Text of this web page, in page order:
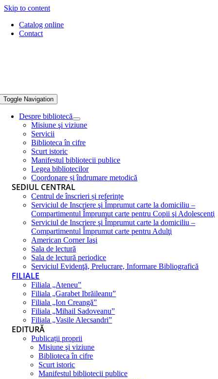
Skip to content
Catalog online
Contact
Toggle Navigation
Despre bibliotecă
Misiune şi viziune
Servicii
Biblioteca în cifre
Scurt istoric
Manifestul bibliotecii publice
Legea bibliotecilor
Coordonare și îndrumare metodică
SEDIUL CENTRAL
Centrul de înscrieri și referințe
Serviciul de Inscriere şi Împrumut carte la domiciliu –
Compartimentul Împrumut carte pentru Copii şi Adolescenţi
Serviciul de Inscriere şi Împrumut carte la domiciliu –
Compartimentul Împrumut carte pentru Adulţi
American Corner Iaşi
Sala de lectură
Sala de lectură periodice
Serviciul Evidenţă, Prelucrare, Informare Bibliografică
FILIALE
Filiala „Ateneu”
Filiala „Garabet Ibrăileanu”
Filiala „Ion Creangă”
Filiala „Mihail Sadoveanu”
Filiala „Vasile Alecsandri”
EDITURĂ
Publicații proprii
Misiune şi viziune
Biblioteca în cifre
Scurt istoric
Manifestul bibliotecii publice